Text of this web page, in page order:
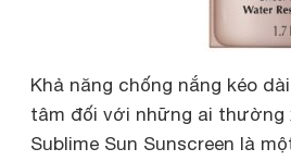
Khả năng chống nắng kéo
tâm đối với những ai
Sublime Sun Sunscreen là